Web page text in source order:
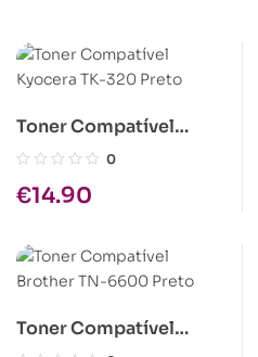
Toner Compatível
Kyocera TK-320 Preto
0
€14.90
Toner Compatível